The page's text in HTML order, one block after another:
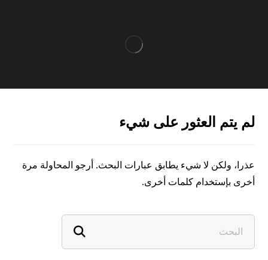
لم يتم العثور على شيء
عذرا، ولكن لا شيء يطابق عبارات البحث. أرجو المحاولة مرة
أخرى بإستخدام كلمات أخرى.